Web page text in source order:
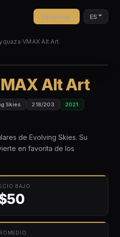
Escanear ES
VMAX Alt Art
Alt Art
Skies 218/203
2021
de Evolving Skies. Su
en favorita de los
BAJO